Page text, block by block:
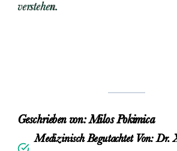
verstehen.
Geschrieben von:Milos Pokimica
Medizinisch Begutachtet Von: Dr.